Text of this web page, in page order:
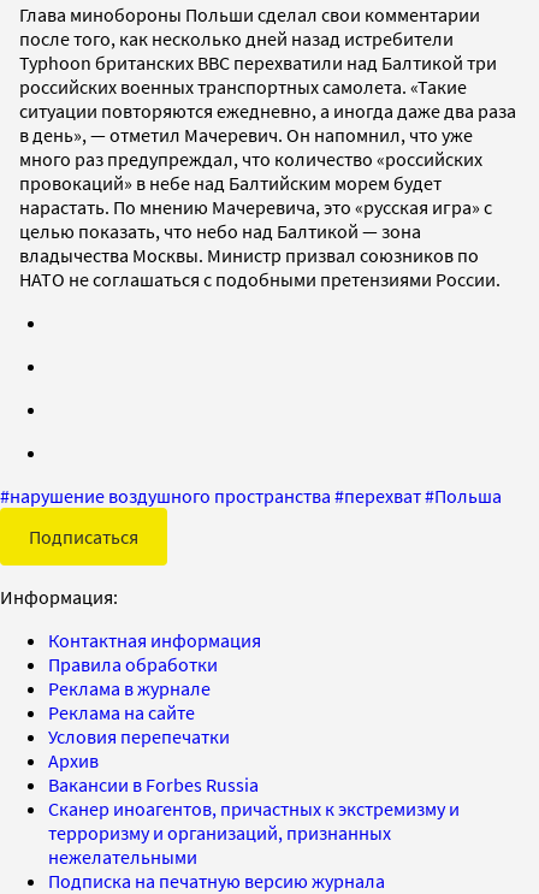
Глава минобороны Польши сделал свои комментарии
после того, как несколько дней назад истребители
Typhoon британских ВВС перехватили над Балтикой три
российских военных транспортных самолета. «Такие
ситуации повторяются ежедневно, а иногда даже два раза
в день», — отметил Мачеревич. Он напомнил, что уже
много раз предупреждал, что количество «российских
провокаций» в небе над Балтийским морем будет
нарастать. По мнению Мачеревича, это «русская игра» с
целью показать, что небо над Балтикой — зона
владычества Москвы. Министр призвал союзников по
НАТО не соглашаться с подобными претензиями России.
#нарушение воздушного пространства #перехват#Польша
Подписаться
Информация:
Контактная информация
Правила обработки
Реклама в журнале
Реклама на сайте
Условия перепечатки
Архив
Вакансии в Forbes Russia
Сканер иноагентов, причастных к экстремизму и
терроризму и организаций, признанных
нежелательными
Подписка на печатную версию журнала